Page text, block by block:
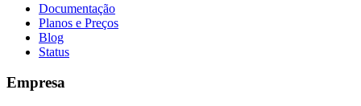
Documentação
Planos e Preços
Blog
Status
Empresa